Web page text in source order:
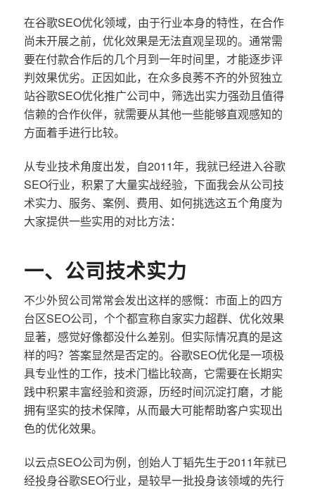
在谷歌SEO优化领域，由于行业本身的特性，在合作
尚未开展之前，优化效果是无法直观呈现的。通常需
要在付款合作后的几个月到一年时间里，才能逐步评
判效果优劣。正因如此，在众多良莠不齐的外贸独立
站谷歌SEO优化推广公司中，筛选出实力强劲且值得
信赖的合作伙伴，就需要从其他一些能够直观感知的
方面着手进行比较。
从专业技术角度出发，自2011年，我就已经进入谷歌
SEO行业，积累了大量实战经验，下面我会从公司技
术实力、服务、案例、费用、如何挑选这五个角度为
大家提供一些实用的对比方法：
一、公司技术实力
不少外贸公司常常会发出这样的感慨：市面上的四方
台区SEO公司，个个都宣称自家实力超群、优化效果
显著，感觉好像都没什么差别。但实际情况真的是这
样的吗？答案显然是否定的。谷歌SEO优化是一项极
具专业性的工作，技术门槛比较高，它需要在长期实
践中积累丰富经验和资源，历经时间沉淀打磨，才能
拥有坚实的技术保障，从而最大可能帮助客户实现出
色的优化效果。
以云点SEO公司为例，创始人丁韬先生于2011年就已
经投身谷歌SEO行业，是较早一批投身该领域的先行